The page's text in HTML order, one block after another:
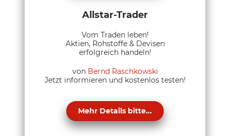
Allstar-Trader
Vom Traden leben!
Aktien, Rohstoffe & Devisen
erfolgreich handeln!
von Bernd Raschkowski
Jetzt informieren und kostenlos testen!
Mehr Details bitte...